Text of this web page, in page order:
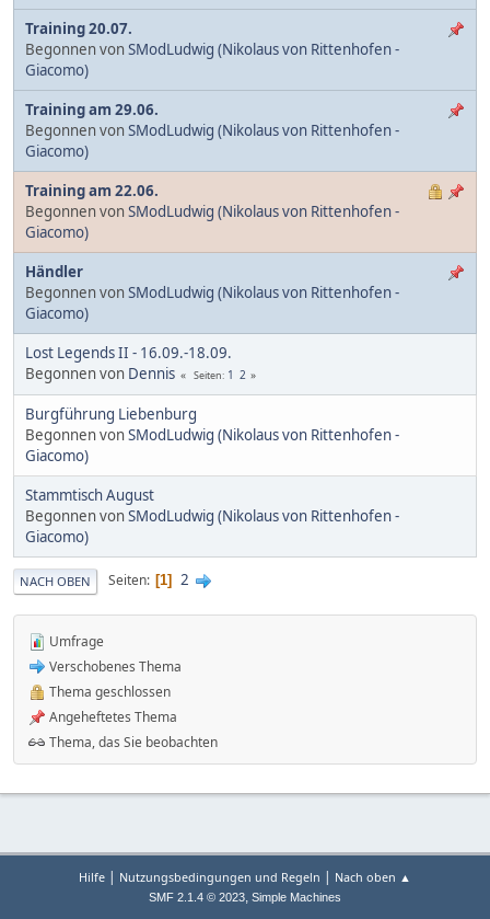
Training 20.07.
Begonnen vonSModLudwig (Nikolaus von Rittenhofen -
Giacomo)
Training am 29.06.
Begonnen vonSModLudwig (Nikolaus von Rittenhofen -
Giacomo)
Training am 22.06.
Begonnen vonSModLudwig (Nikolaus von Rittenhofen -
Giacomo)
Händler
Begonnen vonSModLudwig (Nikolaus von Rittenhofen -
Giacomo)
Lost Legends II - 16.09.-18.09.
Begonnen von Dennis Seiten 1 2
Burgführung Liebenburg
Begonnen vonSModLudwig (Nikolaus von Rittenhofen -
Giacomo)
Stammtisch August
Begonnen vonSModLudwig (Nikolaus von Rittenhofen -
Giacomo)
NACH OBEN Seiten 1 2
Umfrage
Verschobenes Thema
Thema geschlossen
Angeheftetes Thema
Thema, das Sie beobachten
Hilfe | Nutzungsbedingungen und Regeln | Nach oben ▲
SMF 2.1.4 © 2023, Simple Machines